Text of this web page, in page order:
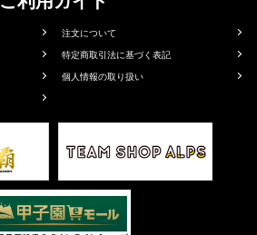
注文について
特定商取引法に基づく表記
個人情報の取り扱い